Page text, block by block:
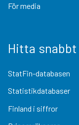
För media
Hitta snabbt
StatFin-databasen
Statistikdatabaser
Finland i siffror